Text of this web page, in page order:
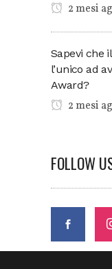
2 mesi
Sapevi che
l’unico ad
Award?
2 mesi
FOLLOW